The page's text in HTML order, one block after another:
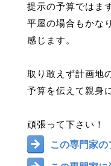
提示の予算ではま
平屋の場合もかな
感じます。
取り敢えず計画地
予算を伝えて親身
頑張って下さい！
この専門家